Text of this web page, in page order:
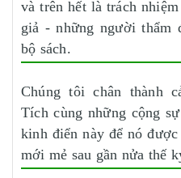
và trên hết là trách
giả - những người thẩm
bộ sách.
Chúng tôi chân thành
Tích cùng những cộng
kinh điển này để nó
mới mẻ sau gần nửa thế